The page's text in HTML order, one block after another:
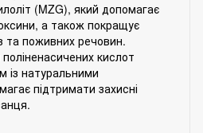
(MZG), який допомагає
а також покращує
та поживних речовин.
кислот
із натуральними
підтримати захисні